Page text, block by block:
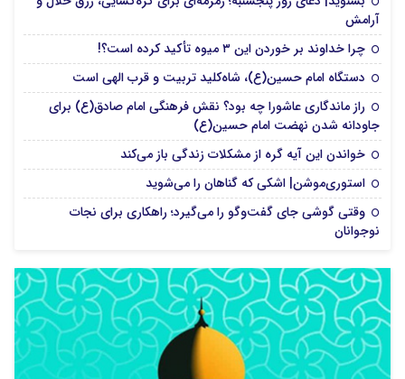
آرامش
چرا خداوند بر خوردن این ۳ میوه تأکید کرده است؟!
دستگاه امام حسین(ع)، شاه‌کلید تربیت و قرب الهی است
راز ماندگاری عاشورا چه بود؟ نقش فرهنگی امام صادق(ع) برای
جاودانه شدن نهضت امام حسین(ع)
خواندن این آیه گره از مشکلات زندگی باز می‌کند
استوری‌موشن| اشکی که گناهان را می‌شوید
وقتی گوشی جای گفت‌وگو را می‌گیرد؛ راهکاری برای نجات
نوجوانان